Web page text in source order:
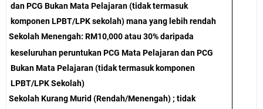
dan PCG Bukan Mata Pelajaran (tidak termasuk
komponen LPBT/LPK sekolah) mana yang lebih rendah
Sekolah Menengah: RM10,000 atau 30% daripada
keseluruhan peruntukan PCG Mata Pelajaran dan PCG
Bukan Mata Pelajaran (tidak termasuk komponen
LPBT/LPK Sekolah)
Sekolah Kurang Murid (Rendah/Menengah) ; tidak